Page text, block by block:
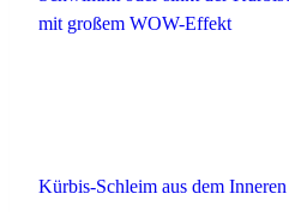
mit großem WOW-Effekt
Kürbis-Schleim aus dem Inneren